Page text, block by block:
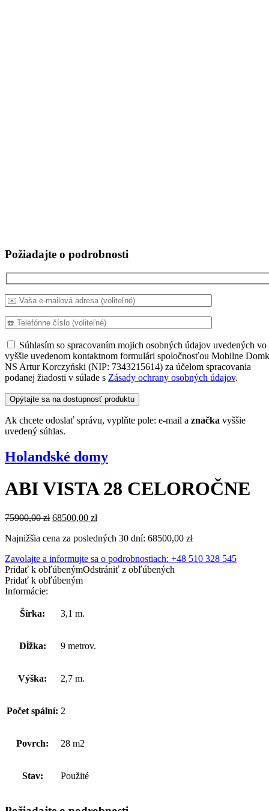
Požiadajte o podrobnosti
Súhlasím so spracovaním mojich osobných údajov uvedených vo
vyššie uvedenom kontaktnom formulári spoločnosťou Mobilne
NS Artur Korczyński (NIP: 7343215614) za účelom spracovania
podanej žiadosti v súlade s Zásady ochrany osobných údajov.
Ak chcete odoslať správu, vyplňte pole: e-mail a značka vyššie
uvedený súhlas.
Holandské domy
ABI VISTA 28 CELOROČNE
75900,00zł Pôvodná
bola:
68500,00 złAktuálna
je:
Najnižšia cena za posledných 30 dní: 68500,00 zł
Zavolajte a informujte sa o podrobnostiach: +48 510 328 545
Pridať k obľúbenýmOdstrániť z obľúbených
Pridať k obľúbeným
Informácie:
Šírka: 3,1 m.
Dĺžka: 9 metrov.
Výška: 2,7 m.
Počet spální: 2
Povrch: 28 m2
Stav: Použité